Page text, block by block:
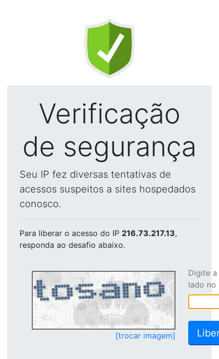
Verificação
de segurança
Seu IP fez diversas tentativas de
acessos suspeitos a sites hospedados
conosco.
Para liberar o acesso do IP 216.73.217.13,
responda ao desafio abaixo.
[trocar imagem]
Digite
lado no